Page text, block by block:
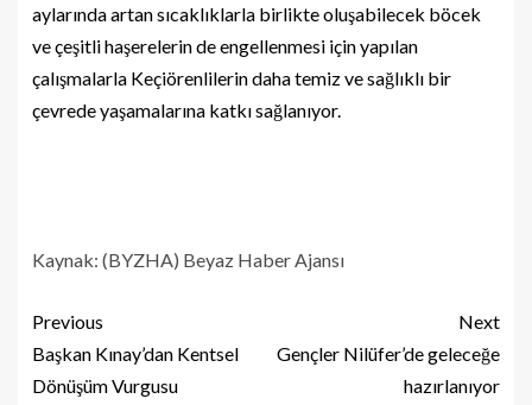
aylarında artan sıcaklıklarla birlikte oluşabilecek böcek
ve çeşitli haşerelerin de engellenmesi için yapılan
çalışmalarla Keçiörenlilerin daha temiz ve sağlıklı bir
çevrede yaşamalarına katkı sağlanıyor.
Kaynak: (BYZHA) Beyaz Haber Ajansı
Previous
Başkan Kınay’dan Kentsel
Dönüşüm Vurgusu
Next
Gençler Nilüfer’de geleceğe
hazırlanıyor